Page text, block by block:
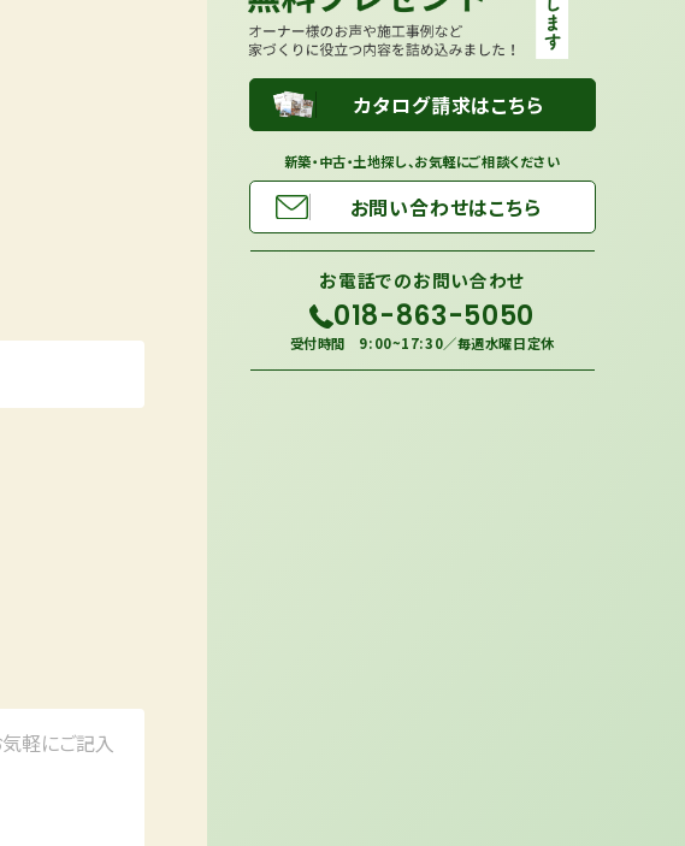
カタログ請求はこちら
新築・中古・土地探し、お気軽にご相談ください
お問い合わせはこちら
お電話でのお問い合わせ
018-863-5050
受付時間 9:00~17:30／毎週水曜日定休